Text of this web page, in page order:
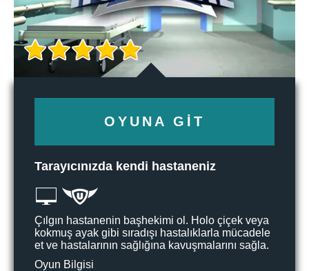
OYUNA GIT
Tarayıcınızda kendi hastaneniz
Çılgın hastanenin başhekimi ol. Holo çiçek veya
kokmuş ayak gibi sıradışı hastalıklarla mücadele
et ve hastalarının sağlığına kavuşmalarını sağla.
Oyun Bilgisi